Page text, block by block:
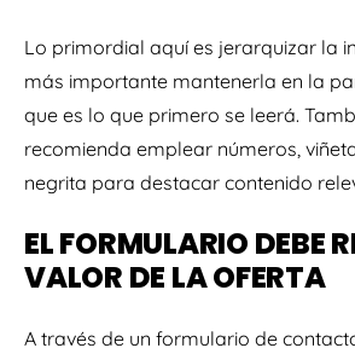
Lo primordial aquí es jerarquizar la
más importante mantenerla en la
que es lo que primero se leerá.
recomienda emplear números,
negrita para destacar contenido
EL FORMULARIO DEBE
VALOR DE LA OFERTA
A través de un formulario de